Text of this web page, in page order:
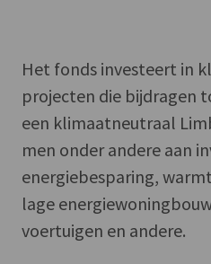
Het fonds investeert in
projecten die bijdragen
een klimaatneutraal
men onder andere aan
energiebesparing,
lage
voertuigen en andere.